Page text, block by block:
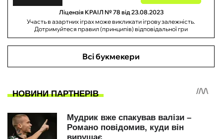
Ліцензія КРАІЛ № 78 від 23.08.2023
Участь в азартних іграх може викликати ігрову залежність.
Дотримуйтеся правил (принципів) відповідальної гри
Всі букмекери